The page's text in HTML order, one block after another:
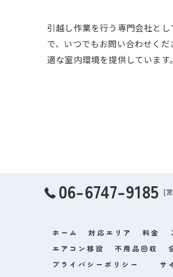
引越し作業を行う専門会社と
で、いつでもお問い合わせく
適な室内環境を提供していま
06-6747-9185 [
ホーム 対応エリア 料金
エアコン移設
不用品回収
プライバシーポリシー
サ